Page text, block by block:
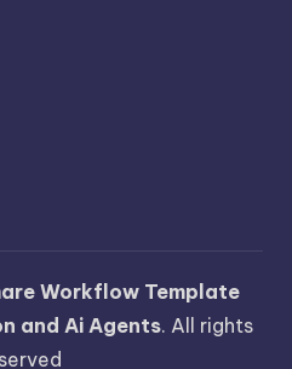
Workflow Template
and Ai Agents. All rights